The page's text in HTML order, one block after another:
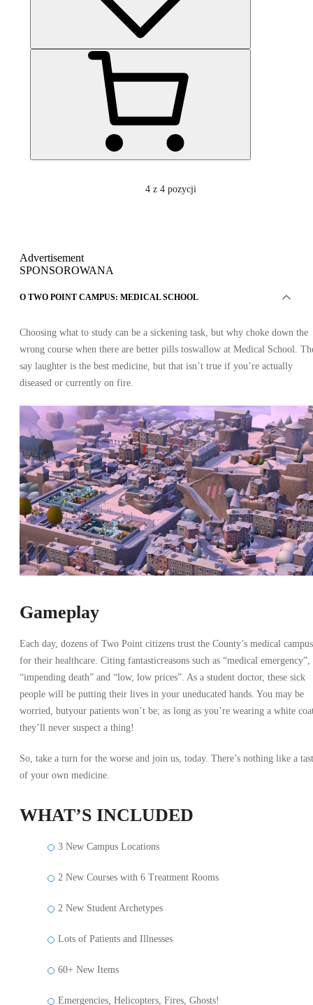
4 z 4 pozycji
Advertisement
SPONSOROWANA
O TWO POINT CAMPUS: MEDICAL SCHOOL
Choosing what to study can be a sickening task, but why choke down the
wrong course when there are better pills toswallow at Medical School.
say laughter is the best medicine, but that isn’t true if you’re actually
diseased or currently on fire.
Gameplay
Each day, dozens of Two Point citizens trust the County’s medical
for their healthcare. Citing fantasticreasons such as “medical emergency”,
“impending death” and “low, low prices”. As a student doctor, these sick
people will be putting their lives in your uneducated hands. You may be
worried, butyour patients won’t be; as long as you’re wearing a white
they’ll never suspect a thing!
So, take a turn for the worse and join us, today. There’s nothing like a
of your own medicine.
WHAT’S INCLUDED
3 New Campus Locations
2 New Courses with 6 Treatment Rooms
2 New Student Archetypes
Lots of Patients and Illnesses
60+ New Items
Emergencies, Helicopters, Fires, Ghosts!